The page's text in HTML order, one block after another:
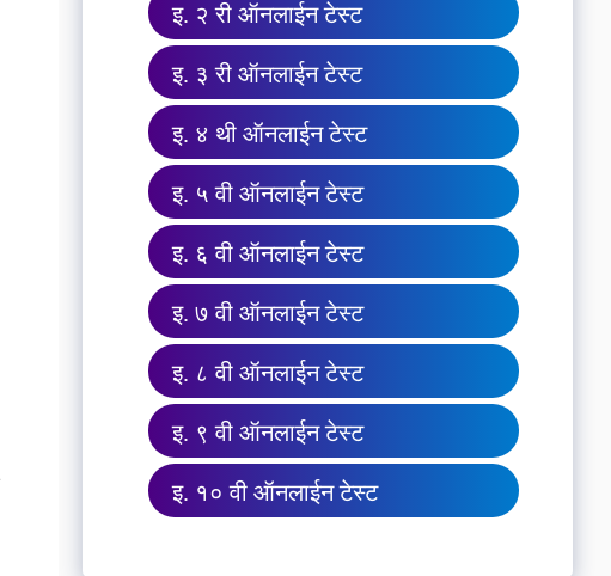
इ. २ री ऑनलाईन टेस्ट
इ. ३ री ऑनलाईन टेस्ट
इ. ४ थी ऑनलाईन टेस्ट
इ. ५ वी ऑनलाईन टेस्ट
इ. ६ वी ऑनलाईन टेस्ट
इ. ७ वी ऑनलाईन टेस्ट
इ. ८ वी ऑनलाईन टेस्ट
इ. ९ वी ऑनलाईन टेस्ट
इ. १० वी ऑनलाईन टेस्ट